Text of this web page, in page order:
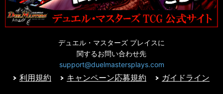
デュエル・マスターズ プレイスに
関するお問い合わせ先
support@duelmastersplays.com
利用規約 キャンペーン応募規約 ガイドライン